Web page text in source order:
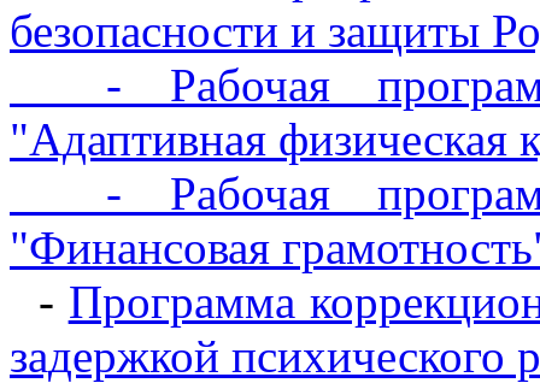
безопасности и защиты
- Рабочая
"Адаптивная физическая
- Рабочая
"Финансовая
- Программа
задержкой психического